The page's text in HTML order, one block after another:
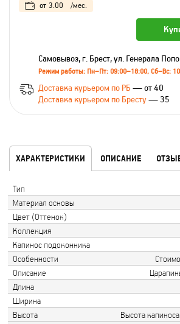
от 3.00 /мес.
Самовывоз, г. Брест, ул. Генерала
Режим работы: Пн–Пт: 09:00–18:00, Сб–Вс:
Доставка курьером по РБ — от 40
Доставка курьером по Бресту— 35
ХАРАКТЕРИСТИКИ ОПИСАНИЕ
Тип
Материал основы
Цвет (Оттенок)
Коллекция
Капинос подоконника
Особенности
Описание
Длина
Ширина
Высота
Высота